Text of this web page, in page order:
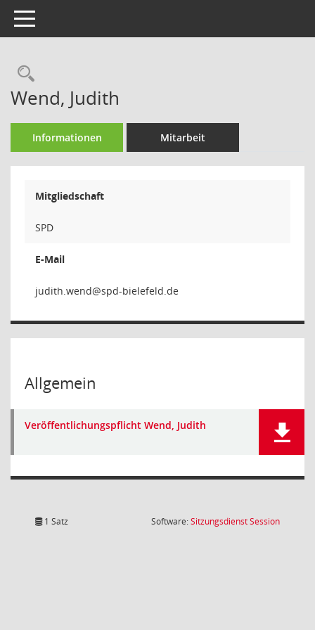
Toggle navigation
Rechercheauswahl
Wend, Judith
Informationen Mitarbeit
Mitgliedschaft
SPD
E-Mail
dnew.
Allgemein
Veröffentlichungspflicht Wend, Judith
1 Satz Software:SitzungsdienstSession(Wird in